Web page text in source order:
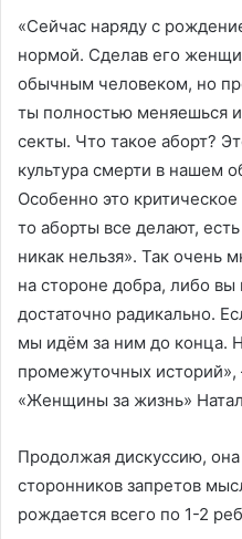
«Сейчас наряду с
нормой. Сделав его
обычным человеком, но
ты полностью меняешься
секты. Что такое аборт?
культура смерти в нашем
Особенно это
то аборты все делают,
никак нельзя». Так очень
на стороне добра, либо вы
достаточно радикально.
мы идём за ним до конца.
промежуточных
«Женщины за жизнь»
Продолжая дискуссию,
сторонников запретов
рождается всего по 1-2